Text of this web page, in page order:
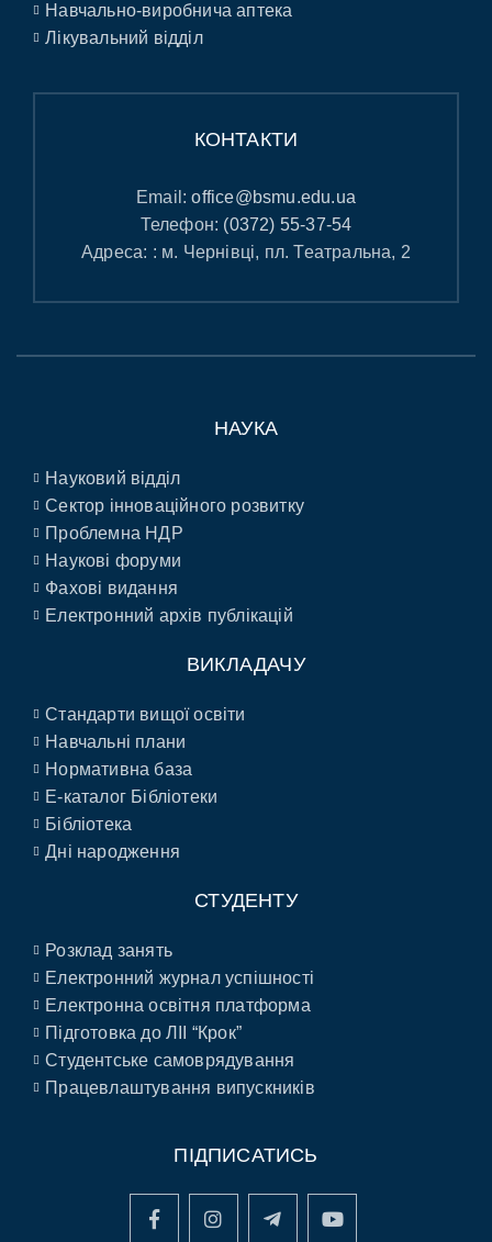
Навчально-виробнича аптека
Лікувальний відділ
КОНТАКТИ
Email:office@bsmu.edu.ua
Телефон: (0372) 55-37-54
Адреса: : м. Чернівці, пл. Театральна, 2
НАУКА
Науковий відділ
Сектор інноваційного розвитку
Проблемна НДР
Наукові форуми
Фахові видання
Електронний архів публікацій
ВИКЛАДАЧУ
Стандарти вищої освіти
Навчальні плани
Нормативна база
E-каталог Бібліотеки
Бібліотека
Дні народження
СТУДЕНТУ
Розклад занять
Електронний журнал успішності
Електронна освітня платформа
Підготовка до ЛІІ “Крок”
Студентське самоврядування
Працевлаштування випускників
ПІДПИСАТИСЬ